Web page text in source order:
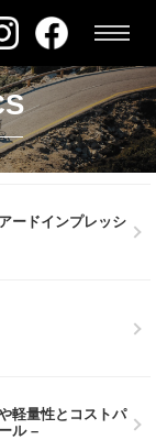
ードインプレッシ
軽量性とコストパ
ル –